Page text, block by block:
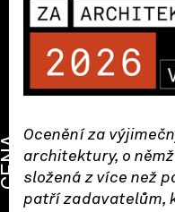
Ocenění za
architektury, o
složená z více než
patří zadavatelům,
CENA